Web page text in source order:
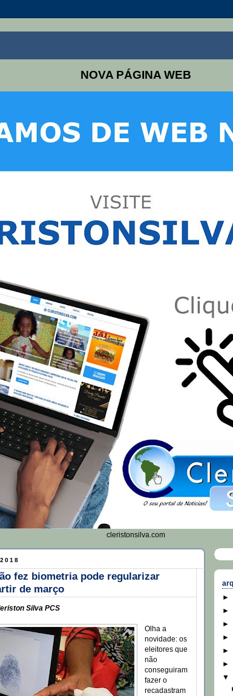
NOVA PÁGINA WEB
cleristonsilva.com
fez biometria pode regularizar
de março
Silva PCS
Olha a
novidade: os
eleitores que
não
conseguiram
fazer o
recadastram
►
►
►
►
►
►
▼